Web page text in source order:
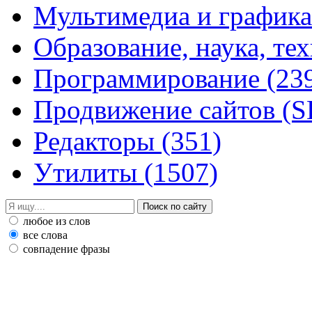
Мультимедиа и
Образование, наука,
Программирование
Продвижение сайтов
Редакторы (351)
Утилиты (1507)
любое из слов
все слова
совпадение фразы